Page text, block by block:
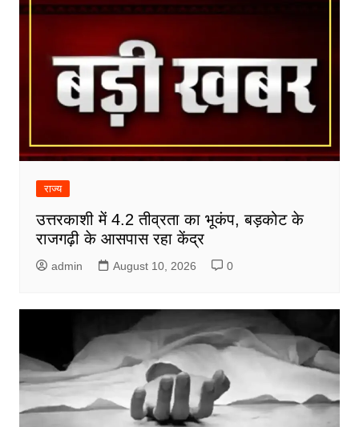
राज्य
उत्तरकाशी में 4.2 तीव्रता का भूकंप, बड़कोट के
राजगढ़ी के आसपास रहा केंद्र
admin August 10, 2026 0